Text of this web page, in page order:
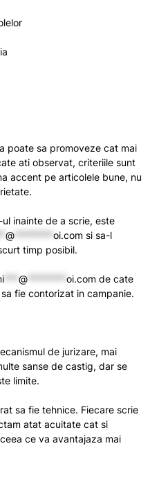
poate sa promoveze cat mai
ati observat, criteriile sunt
accent pe articolele bune, nu
inainte de a scrie, este
@ oi.com si sa-l
timp posibil.
@ oi.com de cate
fie contorizat in campanie.
de jurizare, mai
sanse de castig, dar se
limite.
sa fie tehnice. Fiecare scrie
atat acuitate cat si
ce va avantajaza mai